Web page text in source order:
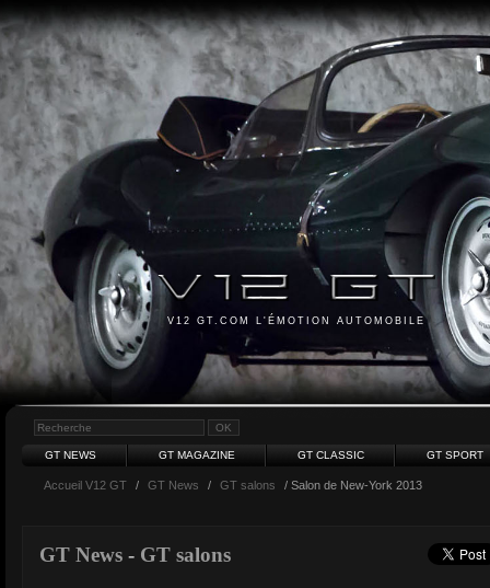
V12 GT.COM L'ÉMOTION AUTOMOBILE
GT NEWS GT MAGAZINE GT CLASSIC GT SPORT
Accueil V12 GT / GT News / GT salons / Salon de New-York 2013
GT News - GT salons